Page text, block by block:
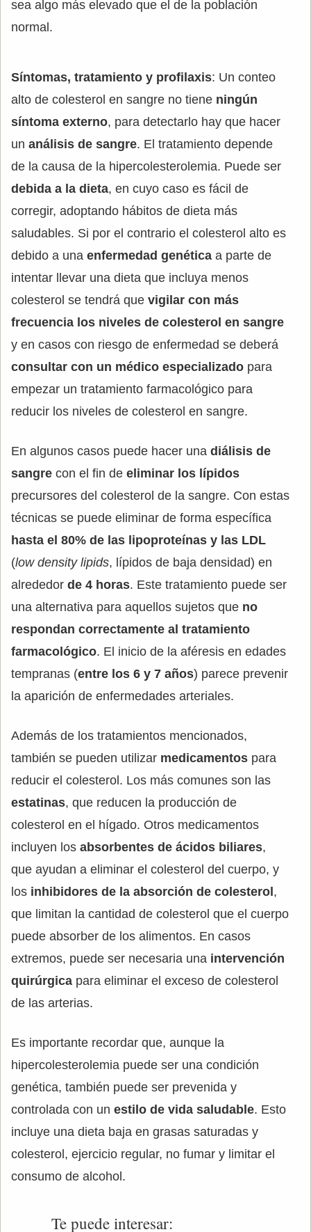
sea algo más elevado que el de la población
normal.
Síntomas, tratamiento y profilaxis: Un conteo
alto de colesterol en sangre no tiene ningún
síntoma externo, para detectarlo hay que hacer
un análisis de sangre. El tratamiento depende
de la causa de la hipercolesterolemia. Puede ser
debida a la dieta, en cuyo caso es fácil de
corregir, adoptando hábitos de dieta más
saludables. Si por el contrario el colesterol alto es
debido a una enfermedad genética a parte de
intentar llevar una dieta que incluya menos
colesterol se tendrá que vigilar con más
frecuencia los niveles de colesterol en sangre
y en casos con riesgo de enfermedad se deberá
consultar con un médico especializado para
empezar un tratamiento farmacológico para
reducir los niveles de colesterol en sangre.
En algunos casos puede hacer una diálisis de
sangre con el fin de eliminar los lípidos
precursores del colesterol de la sangre. Con estas
técnicas se puede eliminar de forma específica
hasta el 80% de las lipoproteínas y las LDL
(low density lipids, lípidos de baja densidad) en
alrededor de 4 horas. Este tratamiento puede ser
una alternativa para aquellos sujetos que no
respondan correctamente al tratamiento
farmacológico. El inicio de la aféresis en edades
tempranas (entre los 6 y 7 años) parece prevenir
la aparición de enfermedades arteriales.
Además de los tratamientos mencionados,
también se pueden utilizar medicamentos para
reducir el colesterol. Los más comunes son las
estatinas, que reducen la producción de
colesterol en el hígado. Otros medicamentos
incluyen los absorbentes de ácidos biliares,
que ayudan a eliminar el colesterol del cuerpo, y
los inhibidores de la absorción de colesterol ,
que limitan la cantidad de colesterol que el cuerpo
puede absorber de los alimentos. En casos
extremos, puede ser necesaria una intervención
quirúrgica para eliminar el exceso de colesterol
de las arterias.
Es importante recordar que, aunque la
hipercolesterolemia puede ser una condición
genética, también puede ser prevenida y
controlada con un estilo de vida saludable. Esto
incluye una dieta baja en grasas saturadas y
colesterol, ejercicio regular, no fumar y limitar el
consumo de alcohol.
Te puede interesar: